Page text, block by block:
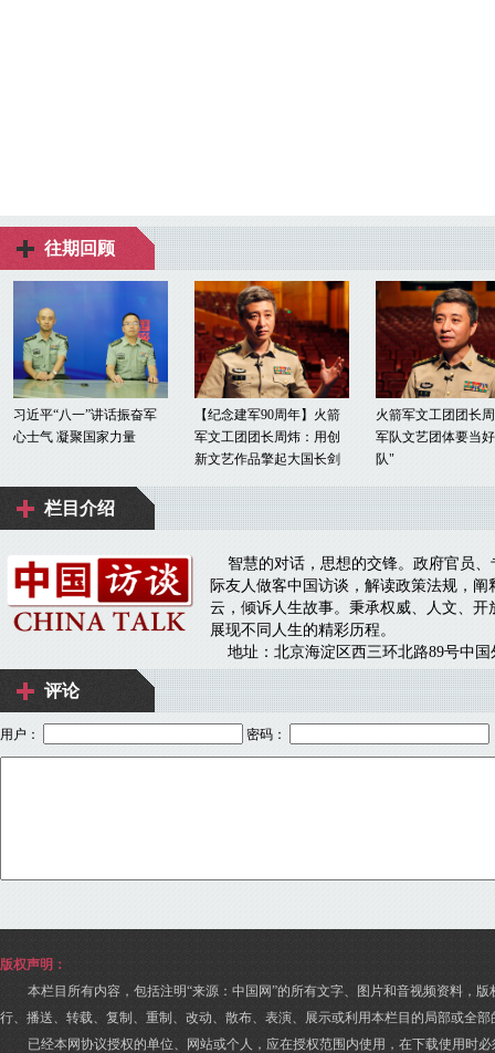
评论
用户： 密码：
版权声明：
本栏目所有内容，包括注明“来源：中国网”的所有文字、图片和音视频资料，
行、播送、转载、复制、重制、改动、散布、表演、展示或利用本栏目的局部或全
已经本网协议授权的单位、网站或个人，应在授权范围内使用，在下载使用时